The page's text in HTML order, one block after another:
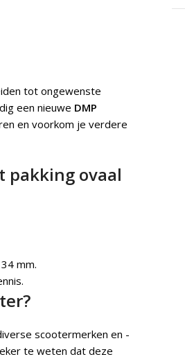
tot ongewenste
een nieuwe DMP
en voorkom je verdere
pakking ovaal
mm.
scootermerken en -
te weten dat deze